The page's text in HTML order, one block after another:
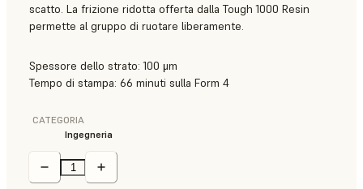
scatto. La frizione ridotta offerta dalla Tough 1000 Resin
permette al gruppo di ruotare liberamente.
Spessore dello strato: 100 μm
Tempo di stampa: 66 minuti sulla Form 4
CATEGORIA
Ingegneria